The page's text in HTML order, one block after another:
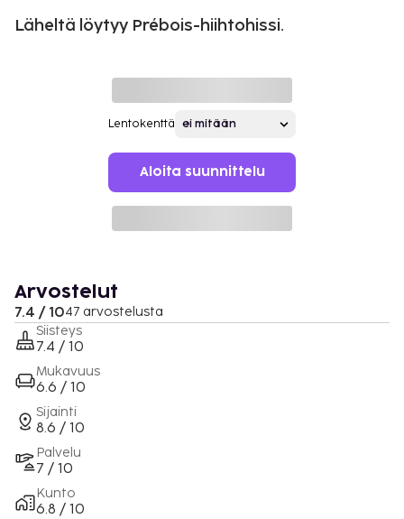
Läheltä löytyy Prébois-hiihtohissi.
Lentokenttä
Aloita suunnittelu
Arvostelut
7.4 / 1047 arvostelusta
Siisteys
7.4 / 10
Mukavuus
6.6 / 10
Sijainti
8.6 / 10
Palvelu
7 / 10
Kunto
6.8 / 10